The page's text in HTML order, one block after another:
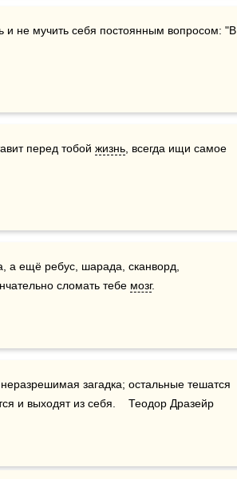
и не мучить себя постоянным вопросом: "В
перед тобой жизнь , всегда ищи самое
сломать тебе мозг.
загадка; остальные тешатся
и выходят из себя.    Теодор Дразейр